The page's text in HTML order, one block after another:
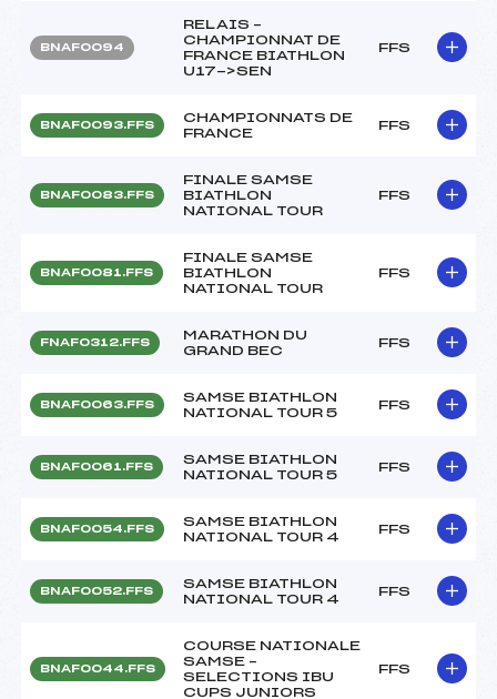
BNAF0094
RELAIS –
CHAMPIONNAT DE
FRANCE BIATHLON
U17->SEN
FFS
BNAF0093.FFS
CHAMPIONNATS DE
FRANCE
FFS
BNAF0083.FFS
FINALE SAMSE
BIATHLON
NATIONAL TOUR
FFS
BNAF0081.FFS
FINALE SAMSE
BIATHLON
NATIONAL TOUR
FFS
FNAF0312.FFS
MARATHON DU
GRAND BEC
FFS
BNAF0063.FFS
SAMSE BIATHLON
NATIONAL TOUR 5
FFS
BNAF0061.FFS
SAMSE BIATHLON
NATIONAL TOUR 5
FFS
BNAF0054.FFS
SAMSE BIATHLON
NATIONAL TOUR 4
FFS
BNAF0052.FFS
SAMSE BIATHLON
NATIONAL TOUR 4
FFS
BNAF0044.FFS
COURSE NATIONALE
SAMSE –
SELECTIONS IBU
CUPS JUNIORS
FFS